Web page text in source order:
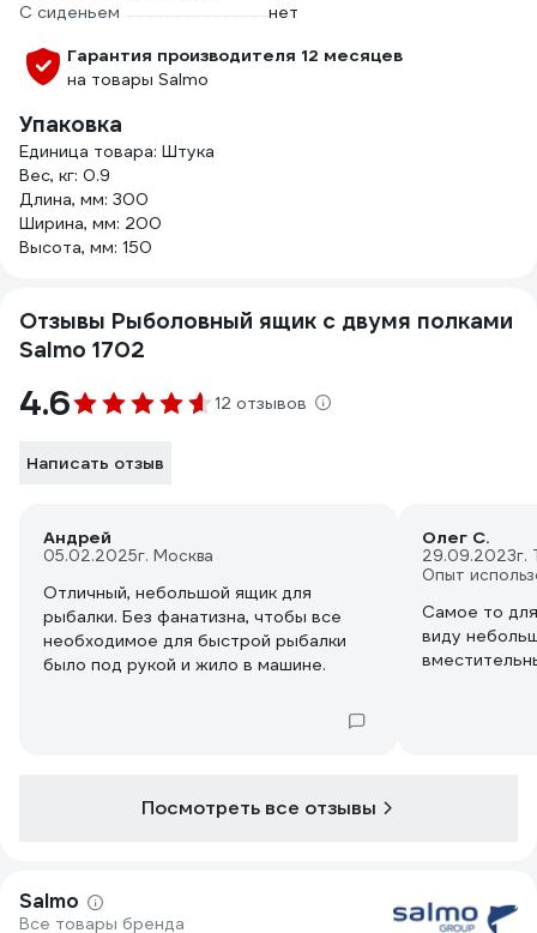
С сиденьем
нет
Гарантия производителя 12 месяцев
на товары Salmo
Упаковка
Единица товара: Штука
Вес, кг: 0.9
Длина, мм: 300
Ширина, мм: 200
Высота, мм: 150
Отзывы Рыболовный ящик с двумя полками
Salmo 1702
4.6 12 отзывов
Написать отзыв
Андрей
05.02.2025г. Москва
Отличный, небольшой ящик для
рыбалки. Без фанатизна, чтобы все
необходимое для быстрой рыбалки
было под рукой и жило в машине.
Олег С.
29.09.2023г.
Опыт
Самое то
виду
Посмотреть все отзывы
Salmo
Все товары бренда